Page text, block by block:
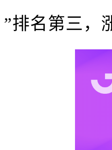
”排名第三，